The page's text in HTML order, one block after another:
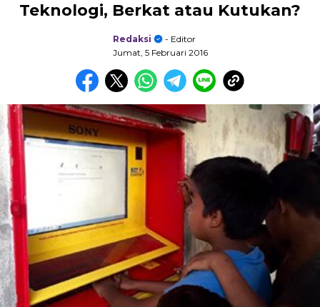
Teknologi, Berkat atau Kutukan?
Redaksi
- Editor
Jumat, 5 Februari 2016